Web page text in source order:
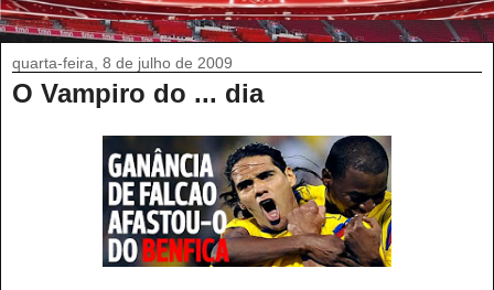
quarta-feira, 8 de julho de 2009
O Vampiro do ... dia